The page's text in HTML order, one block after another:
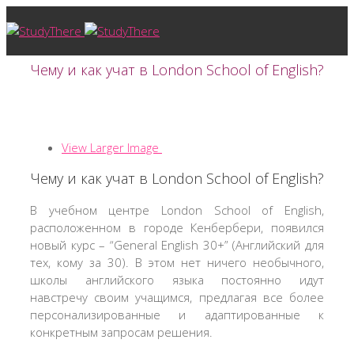
Чему и как учат в London School of English?
View Larger Image
Чему и как учат в London School of English?
В учебном центре London School of English,
расположенном в городе Кенбербери, появился
новый курс – “General English 30+” (Английский для
тех, кому за 30). В этом нет ничего необычного,
школы английского языка постоянно идут
навстречу своим учащимся, предлагая все более
персонализированные и адаптированные к
конкретным запросам решения.